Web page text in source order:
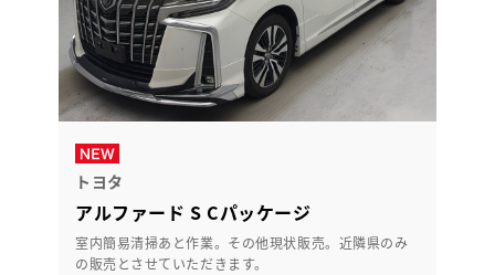
トヨタ
アルファード S Cパッケージ
室内簡易清掃あと作業。その他現状販売。近隣県のみ
の販売とさせていただきます。